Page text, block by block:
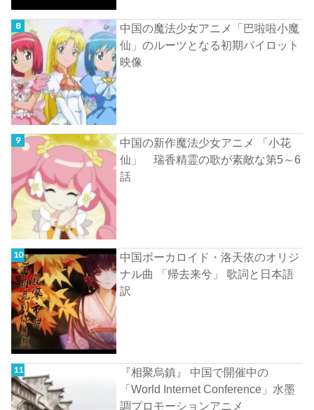
中国の魔法少女アニメ「巴啦啦小魔
仙」のルーツとなる初期パイロット
映像
中国の新作魔法少女アニメ 「小花
仙」 瑞香精霊の歌が素敵な第5～6
話
中国ボーカロイド・洛天依のオリジ
ナル曲 「帰去来兮」 歌詞と日本語
訳
『相聚烏鎮』 中国で開催中の
「World Internet Conference」水墨
調プロモーションアニメ